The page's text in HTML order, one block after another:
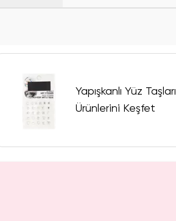
Yapışkanlı Yüz Taşları
Ürünlerini Keşfet